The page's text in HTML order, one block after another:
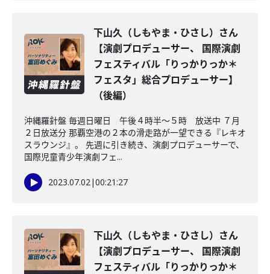
下山久（しもやま・ひさし）さん
【演劇プロデューサー、 国際演劇
フェスティバル「りっかりっか＊
フェスタ」総合プロデューサー】
（後編）
沖縄羅針盤 毎週日曜日 午後４時半～５時 放送中 ７月
２日放送分 那覇空港の２本の滑走路が一望できる『レキオ
スラウンジ』。 先週に引き続き、演劇プロデューサーで、
国際児童青少年演劇フェ...
2023.07.02|00:21:27
下山久（しもやま・ひさし）さん
【演劇プロデューサー、 国際演劇
フェスティバル「りっかりっか＊